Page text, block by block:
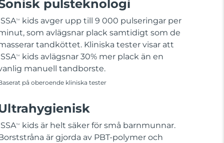
pulsteknologi
TM
kids avger upp till 9 000 pulseringar per
som avlägsnar plack samtidigt som de
tandköttet. Kliniska tester visar att
TM
kids avlägsnar 30% mer plack än en
manuell tandborste.
på oberoende kliniska tester
TM
kids är helt säker för små barnmunnar.
är gjorda av PBT-polymer och